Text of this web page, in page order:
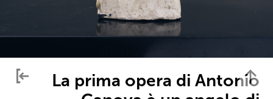
La prima opera di Antonio